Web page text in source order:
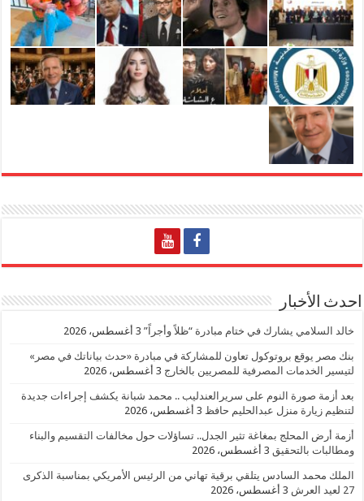
احدث الأخبار
خالد السلامي يشارك في ختام مبادرة “ظلاً وأجراً” 3 أغسطس، 2026
بنك مصر يوقع بروتوكول تعاون للمشاركة في مبادرة «حدث بياناتك في مصر»
لتيسير الخدمات المصرفية للمصريين بالخارج 3 أغسطس، 2026
بعد أزمة صورة النوم على سريرالعندليب .. محمد شبانة يكشف إجراءات جديدة
لتنظيم زيارة منزل عبدالحليم حافظ 3 أغسطس، 2026
أزمة أرض المحلج بمغاغة تثير الجدل.. تساؤلات حول مخالفات التقسيم والبناء
ومطالبات بالتحقيق 3 أغسطس، 2026
الملك محمد السادس يتلقي برقية تهاني من الرئيس الأمريكي بمناسبة الذكرى
27 لعيد العرش
3 أغسطس، 2026